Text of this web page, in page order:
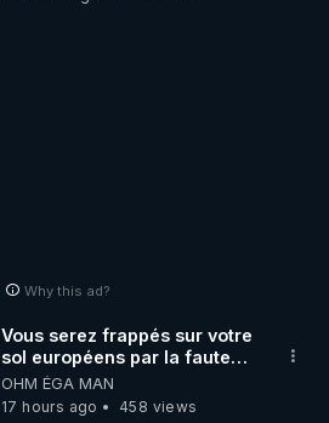
Why this ad?
Vous serez frappés sur votre
sol européens par la faute
des dirigeants qui s'en
mettent dans le nez
OHM ÉGA MAN
17 hours ago
458 views